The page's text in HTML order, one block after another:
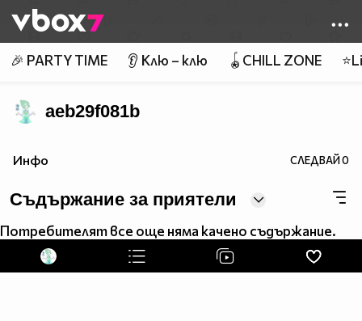
👾
🎉 PARTY TIME 👂 Клю – клю 🪀CHILL ZONE
aeb29f081b
Инфо СЛЕДВАЙ0
Съдържание за приятели
Потребителят все още няма качено съдържание.